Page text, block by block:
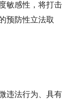
敏感性，将打击
预防性立法取
违法行为、具有